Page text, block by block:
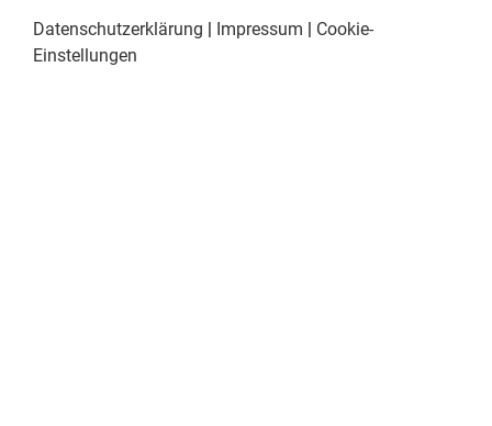
Datenschutzerklärung Impressum
Cookie-
Einstellungen